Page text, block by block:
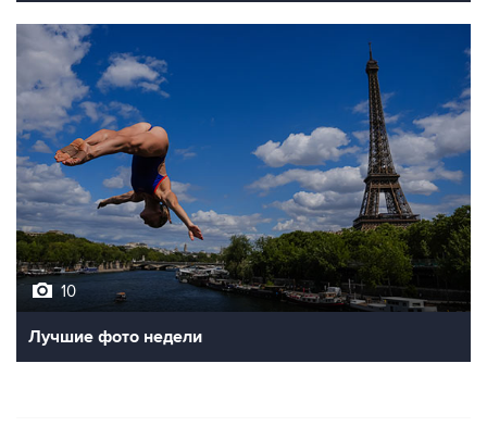
10
Лучшие фото недели